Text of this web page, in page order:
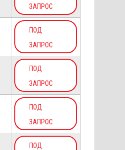
ЗАПРОС
ПОД
ЗАПРОС
ПОД
ЗАПРОС
ПОД
ЗАПРОС
ПОД